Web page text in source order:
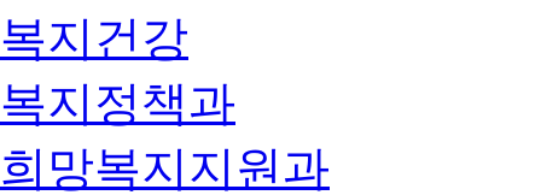
복지건강
복지정책과
희망복지지원과